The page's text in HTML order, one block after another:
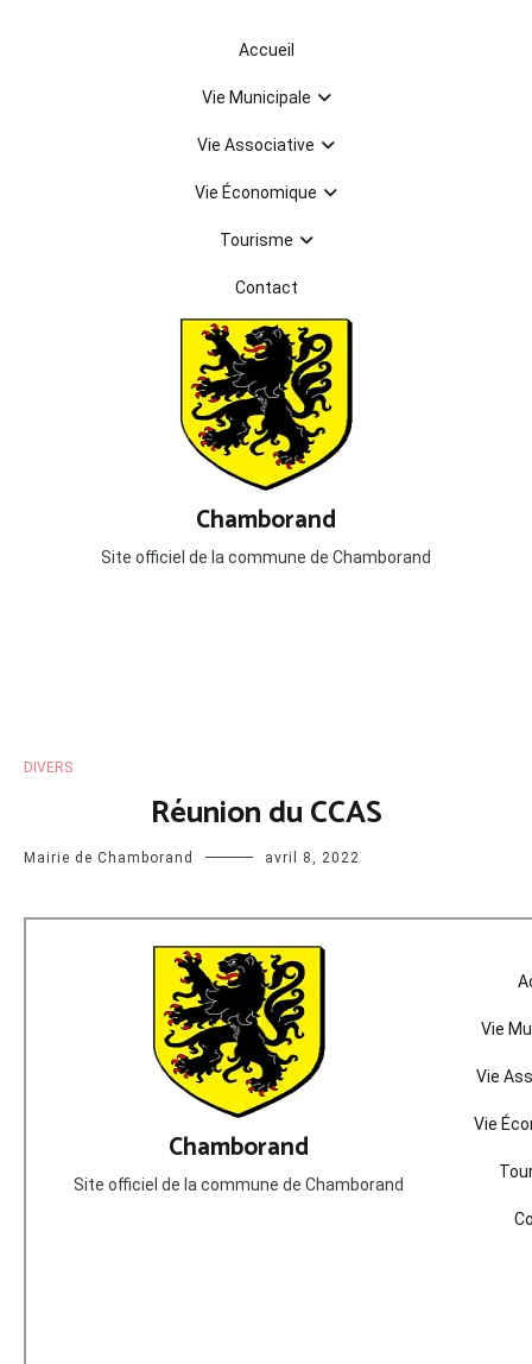
Chamborand
Site officiel de la commune de Chamborand
Accueil
Vie Municipale
Vie Associative
Vie Économique
Tourisme
Contact
DIVERS
Réunion du CCAS
Mairie de Chamborand avril 8, 2022